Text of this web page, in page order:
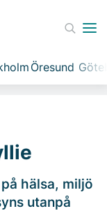
Öresund
hälsa, miljö
utanpå